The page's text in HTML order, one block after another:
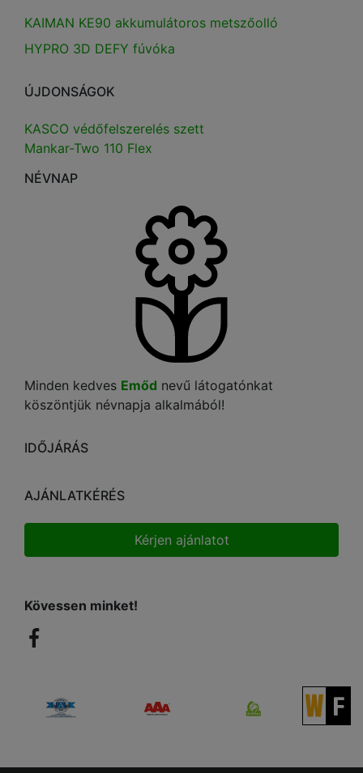
KAIMAN KE90 akkumulátoros metszőolló
HYPRO 3D DEFY fúvóka
ÚJDONSÁGOK
KASCO védőfelszerelés szett
Mankar-Two 110 Flex
NÉVNAP
Minden kedves Emőd nevű látogatónkat
köszöntjük névnapja alkalmából!
IDŐJÁRÁS
AJÁNLATKÉRÉS
Kérjen ajánlatot
Kövessen minket!